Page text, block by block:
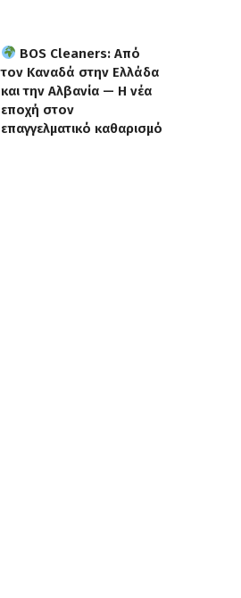
BOS Cleaners: Από
τον Καναδά στην Ελλάδα
και την Αλβανία — Η νέα
εποχή στον
επαγγελματικό καθαρισμό